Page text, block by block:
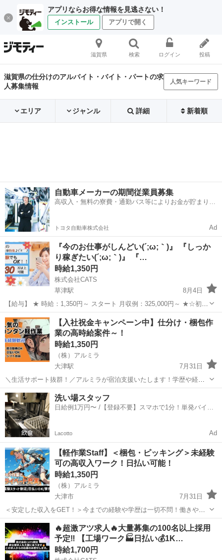
アプリならお得な情報を見逃さない！
インストール アプリで開く
滋賀県 検索 ログイン 投稿
滋賀県の仕分けのアルバイト・バイト・パートの求
人募集情報
人気キーワード
エリア ジャンル 詳細 新着順
自動車メーカーの期間従業員募集
高収入・無料の寮費・通勤バス等によりお金が貯まりや
トヨタ自動車株式会社 Ad
『今のお仕事がしんどい(´;ω;｀)』 『しっか
り稼ぎたい(´;ω;｀)』 『…
時給1,350円
株式会社CATS
草津駅
8月4日
【給与】 ★ 時給：1,350円～ スタート 月収例：325,000円～ ★☆初月
からこの給料を狙っていけます☆ ※研修期間中の時給変動は有りませ
ん。 『特に女性に人気のお仕事特集(*´▽｀*)』 ♬力に自信のない...
滋賀 草津市 草津駅 仕分け スタッフ
【入社祝金キャンペーン中】仕分け・梱包作
業の高時給案件～！
時給1,350円
（株）アルミラ
大津駅
7月31日
＼生活サポート抜群！／アルミラが宿泊支援いたします！学歴や経験
は一切不問。沢山のご応募お待ちしております！ ☆…・プロのコーデ
ィネーターがサポートします♪・…☆ お急ぎの方は『06-4963-0032』
に ...
滋賀 大津市 大津駅
洗い場スタッフ
日給例1万円〜 /【登録不要】スマホで1分！単発バイト
Lacotto Ad
【軽作業Staff】＜梱包・ピッキング＞未経験
可の高収入ワーク！日払い可能！
時給1,350円
（株）アルミラ
大津市
7月31日
＜安定した収入をGET！＞今までの経験や学歴は一切不問！働きやす
さ抜群の職場で一緒に働いてみませんか？？ ☆…・プロのコーディネ
ーターがサポートします♪・…☆ お急ぎの方は『06-4963-0032』に ...
滋賀 大津市 仕分け スタッフ
🔥超激アツ求人🔥大量募集の100名以上採用
予定‼️ 【工場ワーク🏭日払い💰1K…
時給1,700円